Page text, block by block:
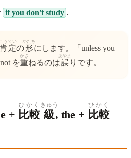
if you don't study .
肯定
こうてい
の形
かたち
にします。「unless you
を重
かさ
ねるのは誤
あやま
りです。
+ 比較
ひかく
級
きゅう
, the + 比較
ひかく